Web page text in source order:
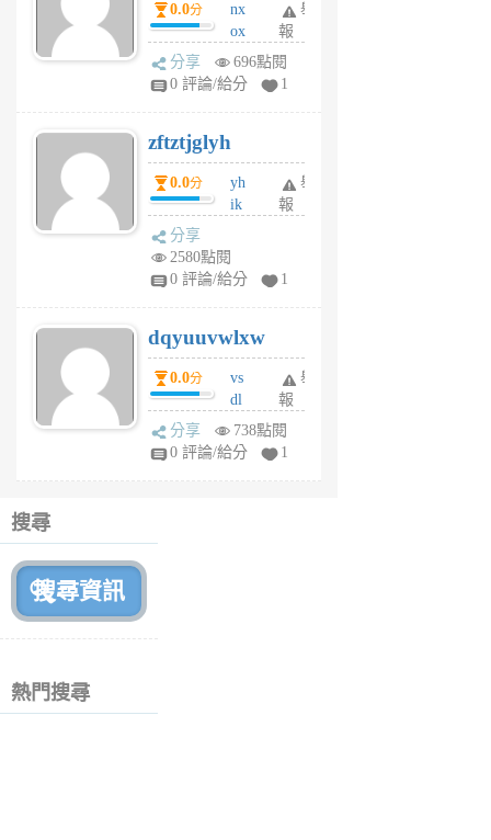
月
前
0.0分
nx
ox
rh
pe
月
前
舉
報
分享
696點閱
0 評論/給分
1
zftztjglyh
0.0分
yh
ik
tu
6
個
月
前
舉
報
分享
2580點閱
0 評論/給分
1
dqyuuvwlxw
0.0分
vs
dl
sq
fy
舉
報
分享
738點閱
0 評論/給分
1
搜尋
熱門搜尋